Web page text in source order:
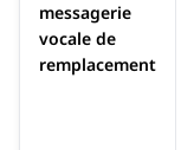
messagerie
vocale de
remplacement